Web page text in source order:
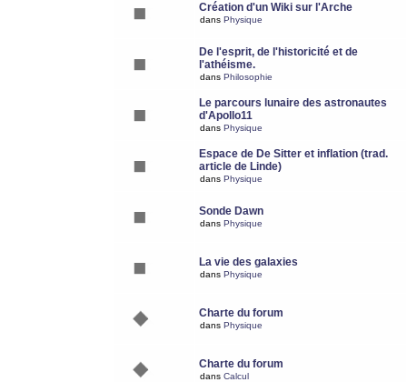
Création d'un Wiki sur l'Arche
dans Physique
De l'esprit, de l'historicité et de
l'athéisme.
dans Philosophie
Le parcours lunaire des astronautes
d'Apollo11
dans Physique
Espace de De Sitter et inflation (trad.
article de Linde)
dans Physique
Sonde Dawn
dans Physique
La vie des galaxies
dans Physique
Charte du forum
dans Physique
Charte du forum
dans Calcul